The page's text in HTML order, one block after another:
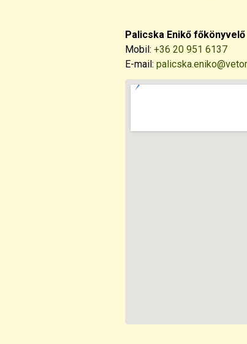
Palicska Enikő főkönyvelő
Mobil: +36 20 951 6137
E-mail: